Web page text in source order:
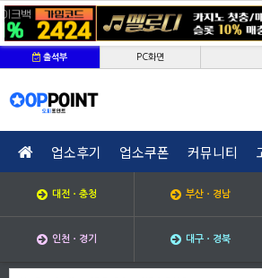
출석부 PC화면
업소후기 업소쿠폰 커뮤니티
대전ㆍ충청 부산ㆍ경남
인천ㆍ경기 대구ㆍ경북